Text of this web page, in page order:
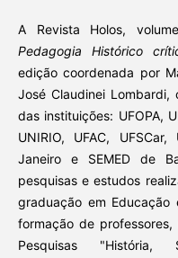
A Revista Holos,
Pedagogia Histórico
edição coordenada por
José Claudinei
das instituições: UFOPA,
UNIRIO, UFAC,
Janeiro e SEMED de
pesquisas e estudos
graduação em
formação de
Pesquisas